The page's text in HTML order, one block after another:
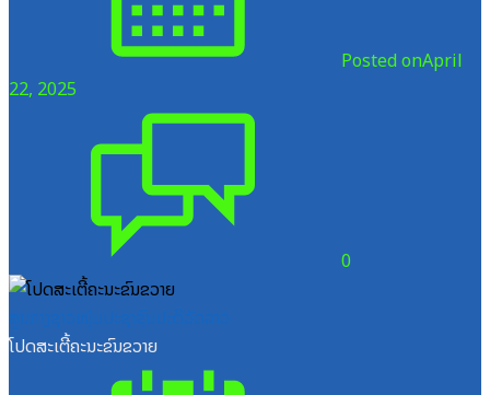
Posted onApril
22, 2025
0
ໂປດສະເຕີ້ຄະນະຂົນຂວາຍ